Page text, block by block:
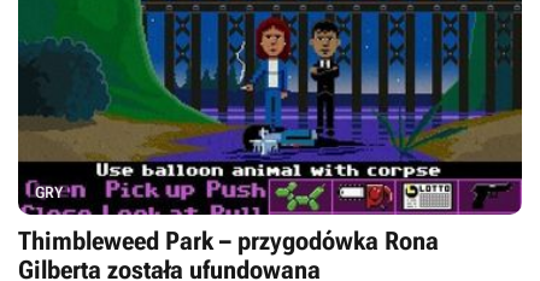
GRY
Thimbleweed Park – przygodówka Rona
Gilberta została ufundowana